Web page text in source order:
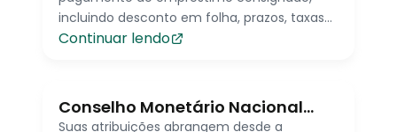
incluindo desconto em folha, prazos, taxas
de juros e o valor das parcelas. Saiba mais!
Continuar lendo
Conselho Monetário Nacional
(CMN)
Suas atribuições abrangem desde a